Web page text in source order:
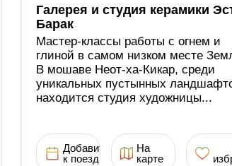
Галерея и студия керамики
Барак
Мастер-классы работы с огнем и
глиной в самом низком месте
В мошаве Неот-ха-Кикар, среди
уникальных пустынных
находится студия художницы...
Добавить
к поездке
На
карте